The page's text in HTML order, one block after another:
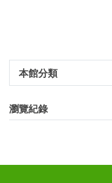
本館分類
瀏覽紀錄